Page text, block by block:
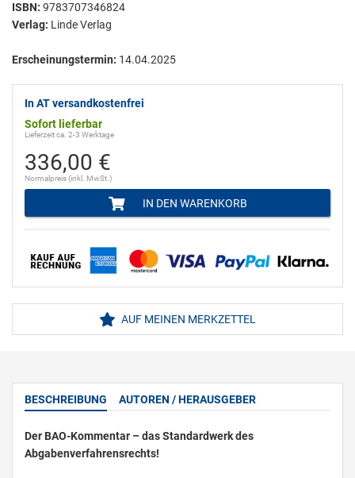
ISBN: 9783707346824
Verlag: Linde Verlag
Erscheinungstermin: 14.04.2025
In AT versandkostenfrei
Sofort lieferbar
Lieferzeit ca. 2-3 Werktage
336,00 €
Normalpreis (inkl. MwSt.)
IN DEN WARENKORB
AUF MEINEN MERKZETTEL
BESCHREIBUNG AUTOREN / HERAUSGEBER
Der BAO-Kommentar – das Standardwerk des
Abgabenverfahrensrechts!